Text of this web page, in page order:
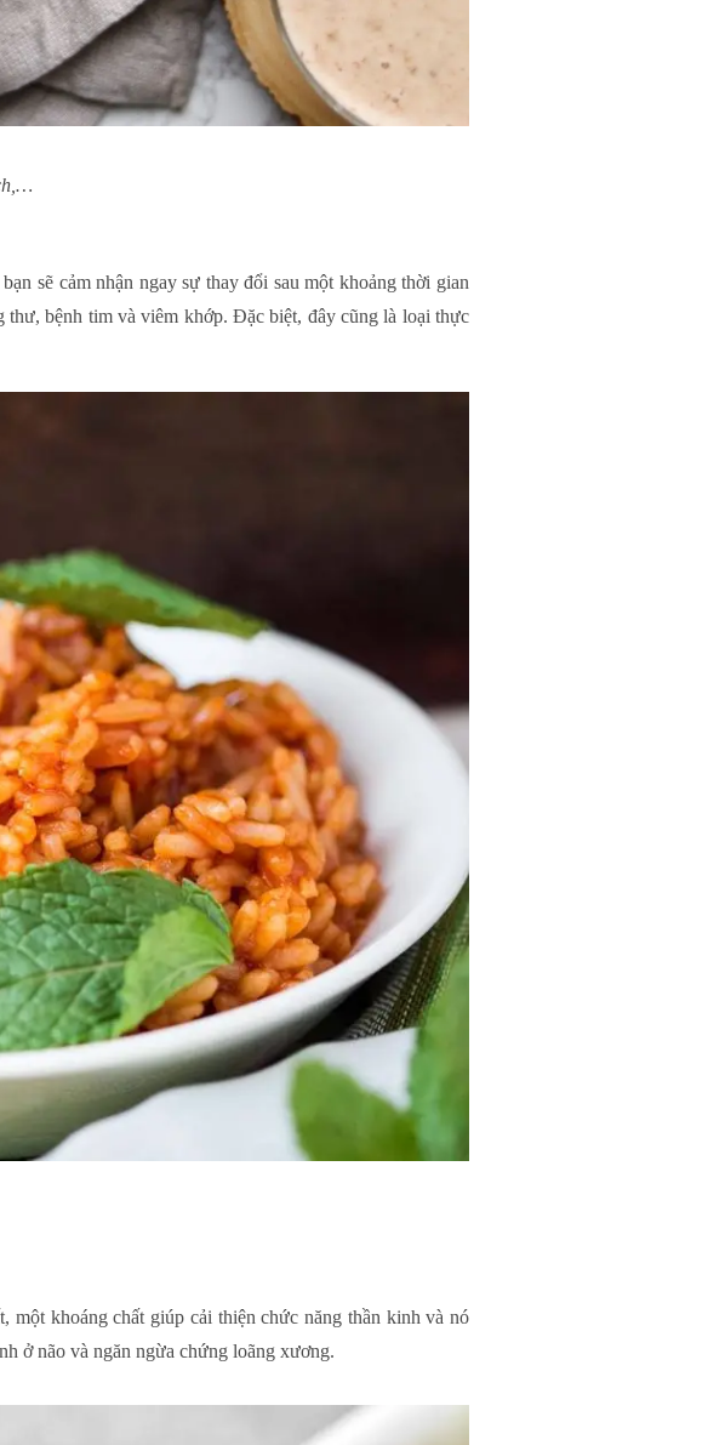
sẽ cảm nhận ngay sự thay đổi sau một khoảng thời gian
thư, bệnh tim và viêm khớp. Đặc biệt, đây cũng là loại thực
một khoáng chất giúp cải thiện chức năng thần kinh và nó
ở não và ngăn ngừa chứng loãng xương.